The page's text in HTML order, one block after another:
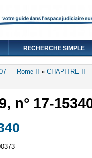
RECHERCHE SIMPLE
— Rome II » CHAPITRE II
n° 17-